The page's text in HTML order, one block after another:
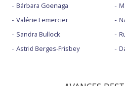
Bárbara Goenaga
Valérie Lemercier
Sandra Bullock
Astrid Berges-Frisbey